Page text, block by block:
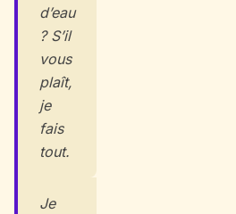
d’eau
? S’il
vous
plaît,
je
fais
tout.
Je